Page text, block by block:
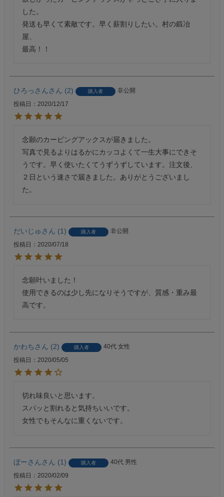
した。
発送も早くて素敵です。早く薪割りしたい。村の鍛冶
屋、
最高！！
ひろっさん 2 購入者
非公開
投稿日
2020/12/17
念願のカービングアックスが届きました。
写真で見るよりはるかにカッコよくて一生大事にできそ
うです。早く使いたくてうずうずしています。注文後、
２日という速さで届きました。ありがとうございまし
た。
だいじゅ 1 購入者
非公開
投稿日
2020/07/18
念願叶いました！
使用できるのは少し先になりそうですが、質感・重み最
高です。
かわち 2 購入者 40代 女性
投稿日
2020/05/05
切れ味良いと思います。
スパッと割れると気持ちいいです。
女性でもそんなに重くないです。
ぼーさん 1 購入者 40代 男性
投稿日
2020/02/09